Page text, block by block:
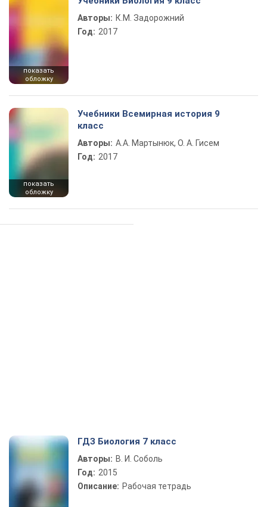
показать
обложку
Авторы: К.М. Задорожний
Год: 2017
показать
обложку
Учебники Всемирная история 9
класс
Авторы: А.А. Мартынюк, О. А. Гисем
Год: 2017
ГДЗ Биология 7 класс
Авторы: В. И. Соболь
Год: 2015
Описание: Рабочая тетрадь